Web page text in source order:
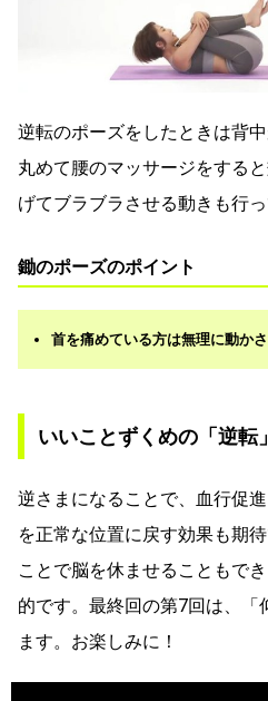
逆転のポーズをしたときは背
丸めて腰のマッサージをする
げてブラブラさせる動きも行っ
鋤のポーズのポイント
首を痛めている方は無理に動か
いいことずくめの「逆転
逆さまになることで、血行促
を正常な位置に戻す効果も期
ことで脳を休ませることもで
的です。最終回の第7回は、「
ます。お楽しみに！